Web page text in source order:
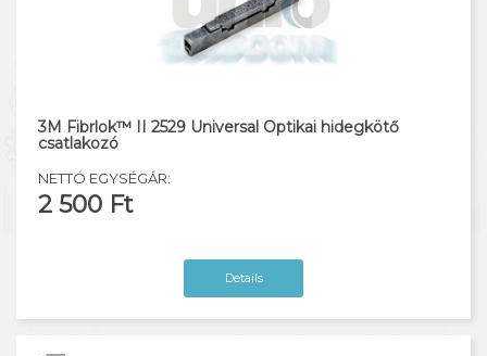
3M Fibrlok™ II 2529 Universal Optikai hidegkötő
csatlakozó
NETTÓ EGYSÉGÁR:
2 500 Ft
Details